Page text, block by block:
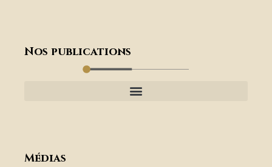
Nos publications
Médias